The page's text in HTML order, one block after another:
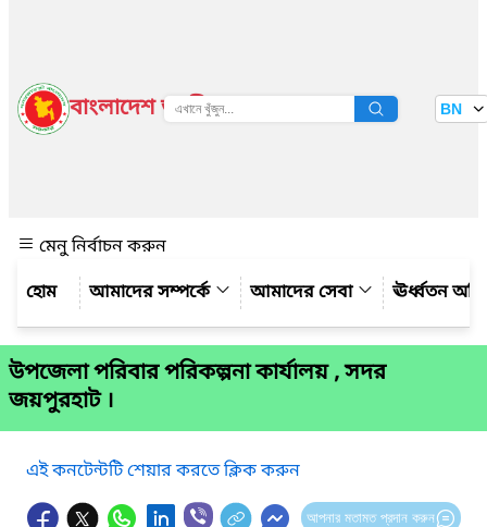
বাংলাদেশ জাতীয় তথ্য বাতায়ন BN
মেনু নির্বাচন করুন
আমাদের সম্পর্কে
আমাদের সেবা ঊর্ধ্বতন
উপজেলা পরিবার পরিকল্পনা কার্যালয় , সদর
জয়পুরহাট ।
এই কনটেন্টটি শেয়ার করতে ক্লিক করুন
আপনার মতামত প্রদান করুন